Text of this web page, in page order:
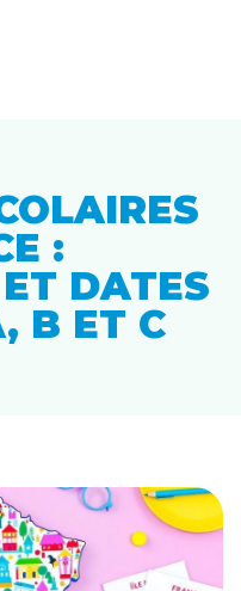
:
DATES
B ET C